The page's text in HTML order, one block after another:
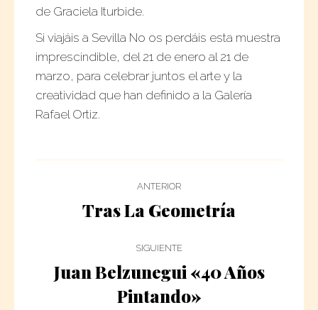
de Graciela Iturbide.
Si viajáis a Sevilla No os perdáis esta muestra
imprescindible, del 21 de enero al 21 de
marzo, para celebrar juntos el arte y la
creatividad que han definido a la Galería
Rafael Ortiz.
Navegación
Entre
Publicaciones
ANTERIOR
Publicación
Tras La Geometría
SIGUIENTE
Publicación
siguiente:
Juan Belzunegui «40 Años
Pintando»